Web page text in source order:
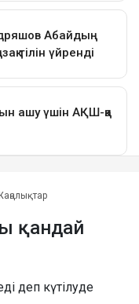
қандай
деп күтілуде